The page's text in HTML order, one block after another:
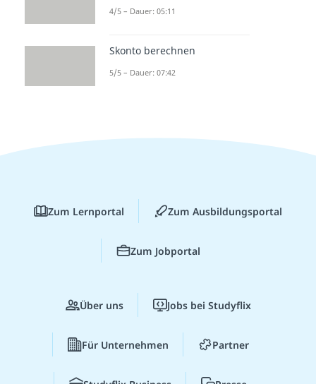
4/5 – Dauer: 05:11
Skonto berechnen
5/5 – Dauer: 07:42
Zum Lernportal Zum Ausbildungsportal
Zum Jobportal
Über uns Jobs bei Studyflix
Für Unternehmen Partner